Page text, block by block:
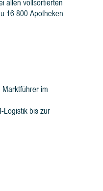
allen vollsortierten
16.800 Apotheken.
im
Logistik bis zur